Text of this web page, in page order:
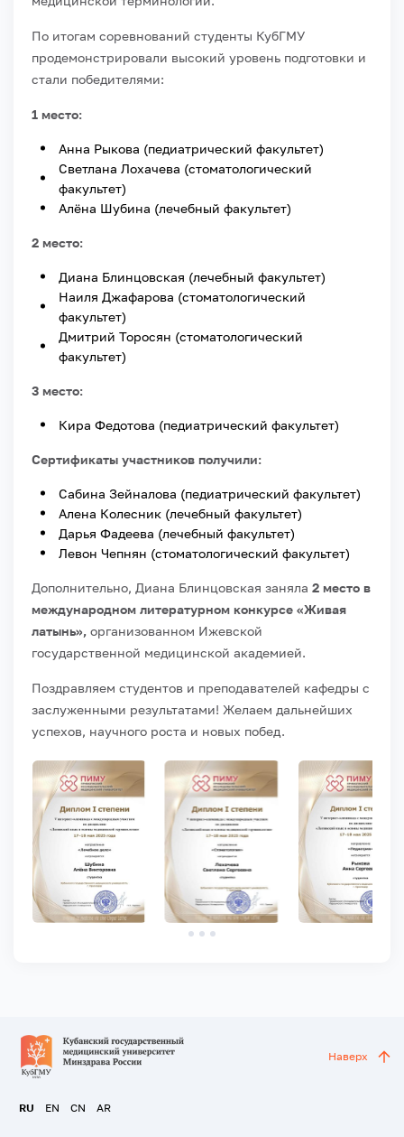
По итогам соревнований студенты КубГМУ
продемонстрировали высокий уровень подготовки и
стали победителями:
1 место:
Анна Рыкова (педиатрический факультет)
Светлана Лохачева (стоматологический
факультет)
Алёна Шубина (лечебный факультет)
2 место:
Диана Блинцовская (лечебный факультет)
Наиля Джафарова (стоматологический
факультет)
Дмитрий Торосян (стоматологический
факультет)
3 место:
Кира Федотова (педиатрический факультет)
Сертификаты участников получили:
Сабина Зейналова (педиатрический факультет)
Алена Колесник (лечебный факультет)
Дарья Фадеева (лечебный факультет)
Левон Чепнян (стоматологический факультет)
Дополнительно, Диана Блинцовская заняла 2 место в
международном литературном конкурсе «Живая
латынь», организованном Ижевской
государственной медицинской академией.
Поздравляем студентов и преподавателей кафедры с
заслуженными результатами! Желаем дальнейших
успехов, научного роста и новых побед.
RU EN CN AR
Наверх